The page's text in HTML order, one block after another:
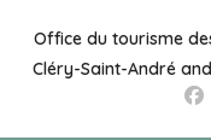
Office du tourisme
Cléry-Saint-André